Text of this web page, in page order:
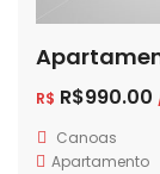
R$ R$990.00
Canoas
Apartamento